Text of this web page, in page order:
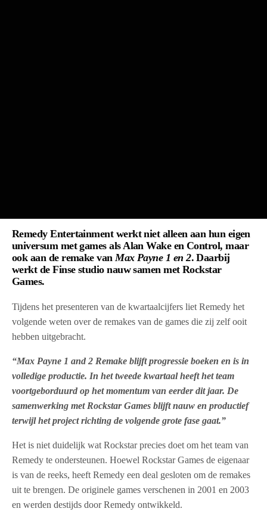
Remedy Entertainment werkt niet alleen aan hun eigen
universum met games als Alan Wake en Control, maar
ook aan de remake van Max Payne 1 en 2. Daarbij
werkt de Finse studio nauw samen met Rockstar
Games.
Tijdens het presenteren van de kwartaalcijfers liet Remedy het
volgende weten over de remakes van de games die zij zelf ooit
hebben uitgebracht.
“Max Payne 1 and 2 Remake blijft progressie boeken en is in
volledige productie. In het tweede kwartaal heeft het team
voortgeborduurd op het momentum van eerder dit jaar. De
samenwerking met Rockstar Games blijft nauw en productief
terwijl het project richting de volgende grote fase gaat.”
Het is niet duidelijk wat Rockstar precies doet om het team van
Remedy te ondersteunen. Hoewel Rockstar Games de eigenaar
is van de reeks, heeft Remedy een deal gesloten om de remakes
uit te brengen. De originele games verschenen in 2001 en 2003
en werden destijds door Remedy ontwikkeld.